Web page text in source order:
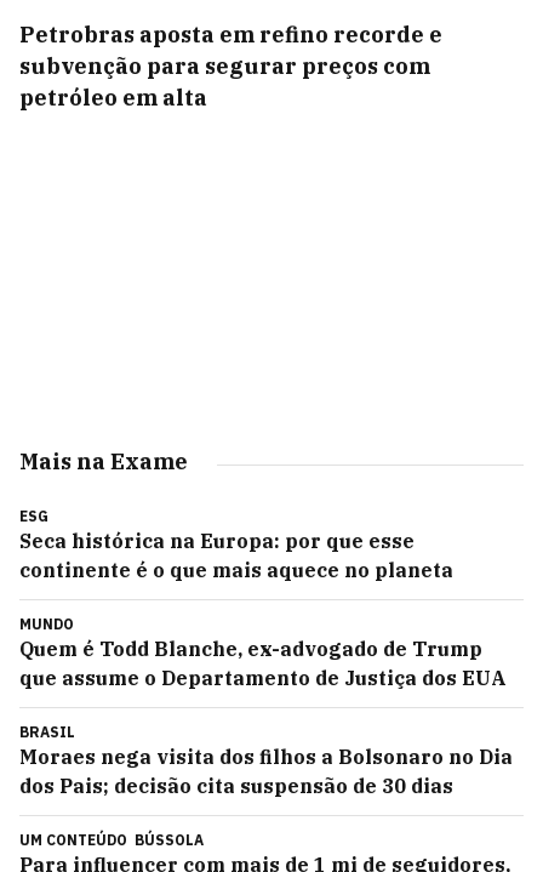
Petrobras aposta em refino recorde e
subvenção para segurar preços com
petróleo em alta
Mais na Exame
ESG
Seca histórica na Europa: por que esse
continente é o que mais aquece no planeta
MUNDO
Quem é Todd Blanche, ex-advogado de Trump
que assume o Departamento de Justiça dos EUA
BRASIL
Moraes nega visita dos filhos a Bolsonaro no Dia
dos Pais; decisão cita suspensão de 30 dias
UM CONTEÚDO BÚSSOLA
Para influencer com mais de 1 mi de seguidores,